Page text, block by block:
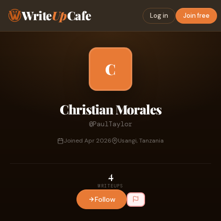
WriteUpCafe Log in Join free
C
Christian Morales
@PaulTaylor
Joined Apr 2026 Usangi, Tanzania
4
WRITEUPS
Follow